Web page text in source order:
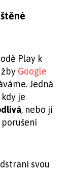
Play k
Google
Jedná
je
, nebo ji
svou